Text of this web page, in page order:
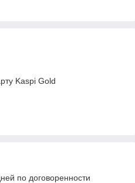
Kaspi Gold
по договоренности